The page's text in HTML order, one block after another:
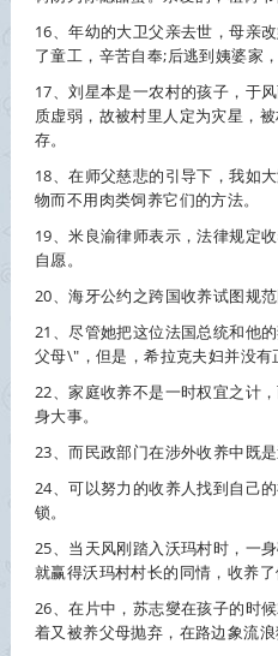
16、年幼的大卫父亲去世，母亲
了童工，辛苦自奉;后逃到姨婆家
17、刘星本是一农村的孩子，于
质虚弱，故被村里人定为灾星，
存。
18、在师父慈悲的引导下，我如
物而不用肉类饲养它们的方法。
19、米良渝律师表示，法律规定
自愿。
20、海牙公约之跨国收养试图规
21、尽管她把这位法国总统和他
父母\"，但是，希拉克夫妇并没有
22、家庭收养不是一时权宜之计
身大事。
23、而民政部门在涉外收养中既
24、可以努力的收养人找到自己
锁。
25、当天风刚踏入沃玛村时，一
就赢得沃玛村村长的同情， 收养了
26、在片中，苏志燮在孩子的时
着又被养父母抛弃，在路边象流浪